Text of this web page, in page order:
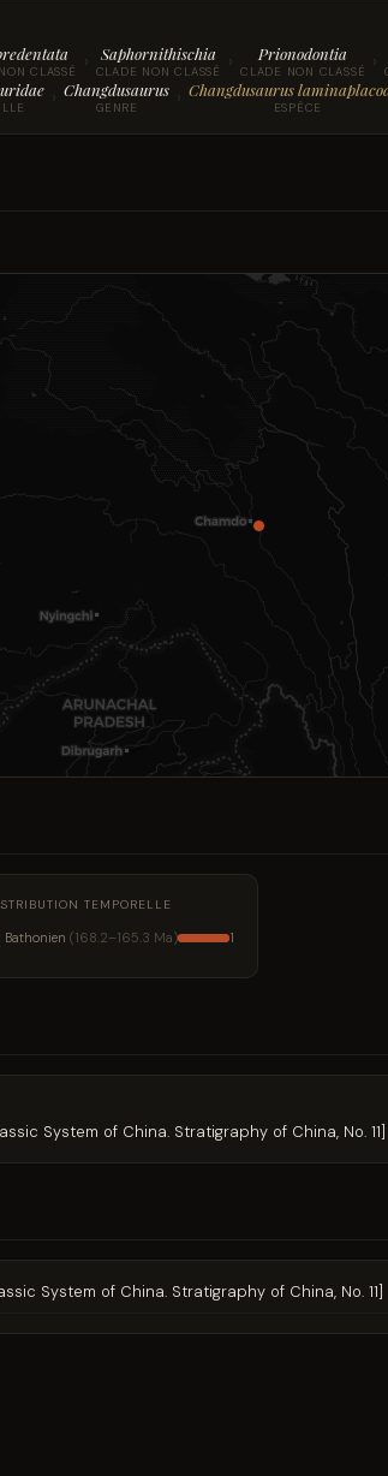
CLASSÉ › Saphornithischia
CLADE NON CLASSÉ › Prionodontia
CLADE NON CLASSÉ ›
› Changdusaurus
GENRE › Changdusaurus
ESPÈCE
TEMPORELLE
Bathonien (168.2–165.3 Ma) 1
System of China. Stratigraphy of China, No. 11]
System of China. Stratigraphy of China, No. 11]